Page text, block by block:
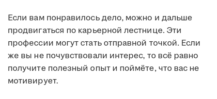
Если вам понравилось дело, можно и дальше
продвигаться по карьерной лестнице. Эти
профессии могут стать отправной точкой. Если
же вы не почувствовали интерес, то всё равно
получите полезный опыт и поймёте, что вас не
мотивирует.